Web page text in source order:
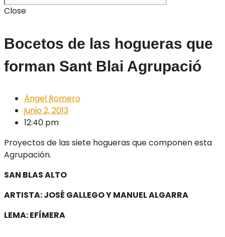
Close
Bocetos de las hogueras que
forman Sant Blai Agrupació
Ángel Romero
junio 2, 2013
12:40 pm
Proyectos de las siete hogueras que componen esta
Agrupación.
SAN BLAS ALTO
ARTISTA: JOSÉ GALLEGO Y MANUEL ALGARRA
LEMA: EFÍMERA